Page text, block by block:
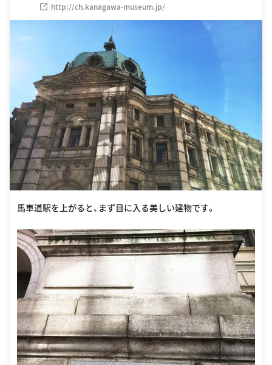
http://ch.kanagawa-museum.jp/
馬車道駅を上がると、まず目に入る美しい建物です。